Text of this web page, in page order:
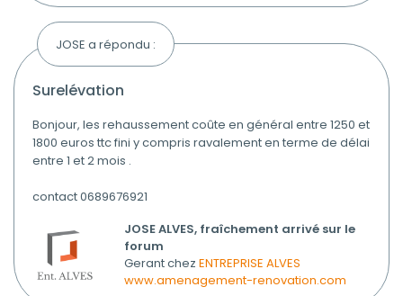
JOSE a répondu :
surelévation
Bonjour, les rehaussement coûte en général entre 1250 et
1800 euros ttc fini y compris ravalement en terme de délai
entre 1 et 2 mois .
contact 0689676921
JOSE ALVES, fraîchement arrivé sur le
forum
Gerant chez ENTREPRISE ALVES
www.amenagement-renovation.com